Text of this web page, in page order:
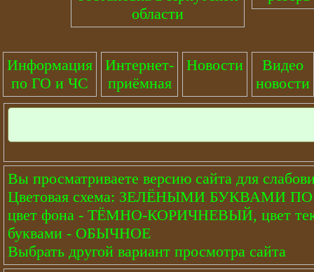
области
Информация
по ГО и ЧС
Интернет-
приёмная
Новости
Видео
новости
Вы просматриваете версию сайта для
Цветовая схема: ЗЕЛЁНЫМИ БУКВАМИ
цвет фона - ТЁМНО-КОРИЧНЕВЫЙ, цвет
буквами - ОБЫЧНОЕ
Выбрать другой вариант просмотра сайта